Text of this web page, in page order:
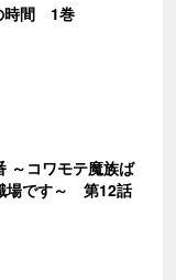
時間 1巻
～コワモテ魔族ば
場です～ 第12話